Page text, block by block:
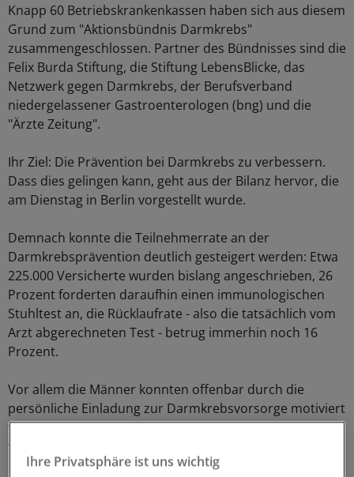
Knapp 60 Betriebskrankenkassen haben sich aus diesem
Grund zum "Aktionsbündnis Darmkrebs"
zusammengeschlossen. Partner des Bündnisses sind die
Felix Burda Stiftung, die Stiftung LebensBlicke, das
Netzwerk gegen Darmkrebs, der Berufsverband
niedergelassener Gastroenterologen (bng) und die
"Ärzte Zeitung".
Ihr Ziel: Die Prävention bei Darmkrebs zu verbessern.
Dass dies gelingen kann, geht aus der Bilanz hervor, die
am Dienstag in Berlin vorgestellt wurde.
Demnach konnte die Teilnehmerrate an der
Darmkrebsprävention deutlich gesteigert werden: Etwa
225.000 Versicherte wurden bislang angeschrieben, 26
Prozent forderten daraufhin einen immunologischen
Stuhltest an, die Rücklaufrate - also die tatsächlich vom
Arzt abgerechneten Test - betrug immerhin noch 16
Prozent.
Vor allem die Männer konnten offenbar durch die
persönliche Einladung zur Darmkrebsvorsorge motiviert
werden: Mehr als jeder zweite Teilnehmer (52 Prozent)
war männlich, normalerweise liegt diese Teilnahmerate
bei rund 16 Prozent.
Ihre Privatsphäre ist uns wichtig